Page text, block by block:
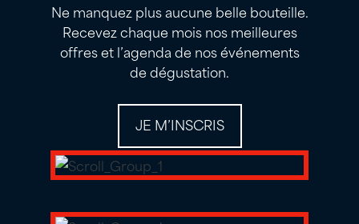
Ne manquez plus aucune belle bouteille.
Recevez chaque mois nos meilleures
offres et l’agenda de nos événements
de dégustation.
JE M’INSCRIS